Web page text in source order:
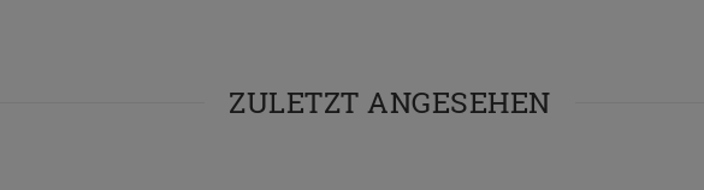
ZULETZT ANGESEHEN